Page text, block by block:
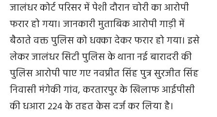
जालंधर कोर्ट परिसर में पेशी दौरान चोरी का आरोपी
फरार हो गया। जानकारी मुताबिक आरोपी गाड़ी में
बैठाते वक्त पुलिस को धक्का देकर फरार हो गया। इसे
लेकर जालंधर सिटी पुलिस के थाना नई बारादरी की
पुलिस आरोपी पाए गए नवप्रीत सिंह पुत्र सुरजीत सिंह
निवासी मंगेकी गांव, करतारपुर के खिलाफ आईपीसी
की धआरा 224 के तहत केस दर्ज कर लिया है।